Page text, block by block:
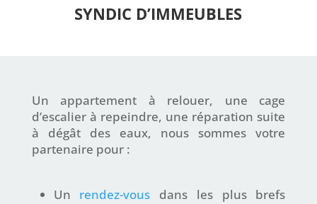
SYNDIC D’IMMEUBLES
Un appartement à relouer, une cage
d’escalier à repeindre, une réparation suite
à dégât des eaux, nous sommes votre
partenaire pour :
Un rendez-vous dans les plus brefs